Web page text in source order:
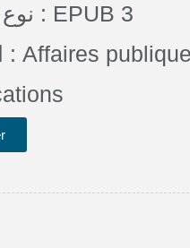
نوع الملف : EPUB 3
الصنف : Affaires